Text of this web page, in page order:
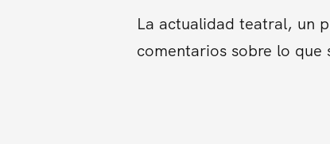
La actualidad teatral, un
comentarios sobre lo que